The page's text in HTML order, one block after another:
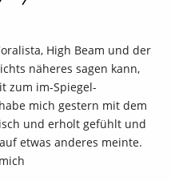
High Beam und der
näheres sagen kann,
zum im-Spiegel-
mich gestern mit dem
und erholt gefühlt und
etwas anderes meinte.